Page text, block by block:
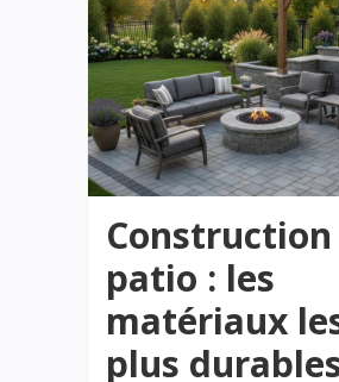
Construction
patio : les
matériaux
plus